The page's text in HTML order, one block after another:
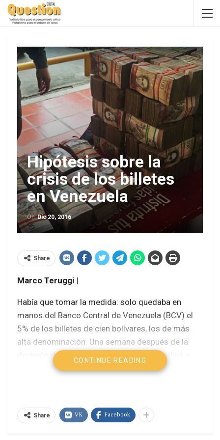
Hipótesis sobre la
crisis de los billetes
en Venezuela
OnDic 20, 2016
Share
Marco Teruggi |
Había que tomar la medida: solo quedaba en
manos del Banco Central de Venezuela (BCV) el
5% de los billetes de cien bolívares, los de más
alta denominación. Una semana después de la
decisión de sacarlos de circulación, se volvió a
tomar control del 70% de los mismos. Se
Estado se estaba quedando sin dinero: lo habían
escondido en Colombia y Europa, para la guerra
CONTINUE READING
Share VK Facebook